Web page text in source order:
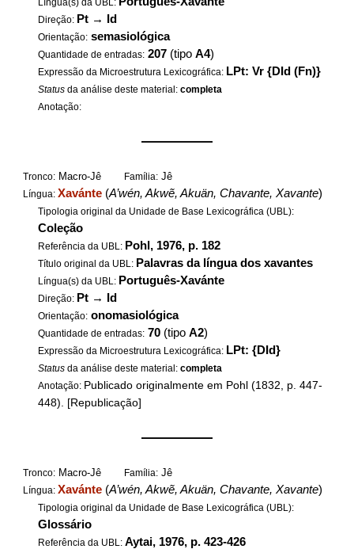
Língua(s) da UBL:
Direção: Pt → Id
Orientação: semasiológica
Quantidade de entradas: 207 (tipoA4)
Expressão da Microestrutura Lexicográfica: LPt: Vr {DId (Fn)}
Status da análise deste material:completa
Anotação:
——————
Tronco: Macro-Jê Família: Jê
Língua:Xavánte (A’wén, Akwẽ, Akuän, Chavante, Xavante)
Tipologia original da Unidade de Base Lexicográfica (UBL):
Coleção
Referência da UBL: Pohl, 1976, p. 182
Título original da UBL: Palavras da língua dos xavantes
Língua(s) da UBL: Português-Xavánte
Direção: Pt → Id
Orientação: onomasiológica
Quantidade de entradas: 70 (tipoA2)
Expressão da Microestrutura Lexicográfica: LPt: {DId}
Status da análise deste material:completa
Anotação: Publicado originalmente em Pohl (1832, p. 447-
448). [Republicação]
——————
Tronco: Macro-Jê Família: Jê
Língua:Xavánte (A’wén, Akwẽ, Akuän, Chavante, Xavante)
Tipologia original da Unidade de Base Lexicográfica (UBL):
Glossário
Referência da UBL:Aytai, 1976, p. 423-426